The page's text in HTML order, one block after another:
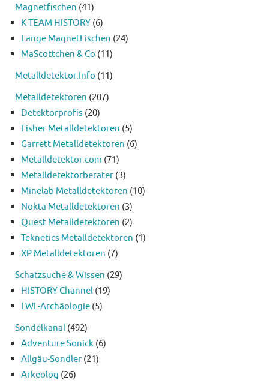
Magnetfischen (41)
K TEAM HISTORY (6)
Lange MagnetFischen (24)
MaScottchen & Co (11)
Metalldetektor.Info (11)
Metalldetektoren (207)
Detektorprofis (20)
Fisher Metalldetektoren (5)
Garrett Metalldetektoren (6)
Metalldetektor.com (71)
Metalldetektorberater (3)
Minelab Metalldetektoren (10)
Nokta Metalldetektoren (3)
Quest Metalldetektoren (2)
Teknetics Metalldetektoren (1)
XP Metalldetektoren (7)
Schatzsuche & Wissen (29)
HISTORY Channel (19)
LWL-Archäologie (5)
Sondelkanal (492)
Adventure Sonick (6)
Allgäu-Sondler (21)
Arkeolog (26)